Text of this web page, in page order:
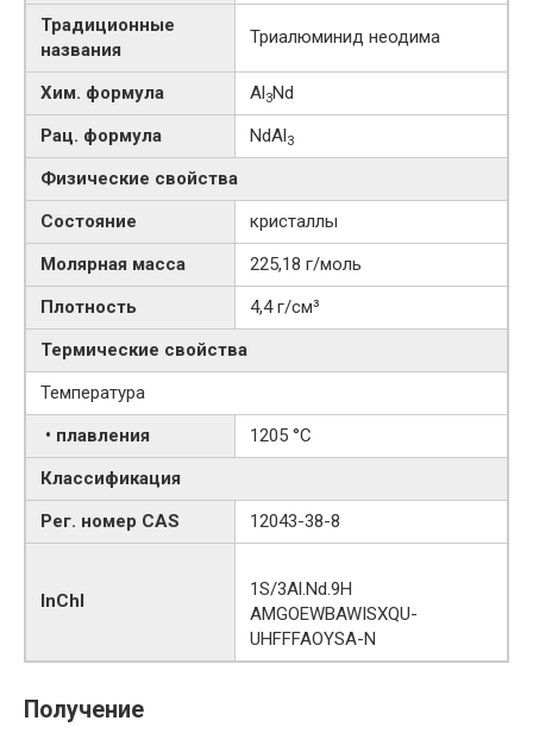
Традиционные
названия
Триалюминид неодима
Хим. формула Al3Nd
Рац. формула
NdAl3
Физические свойства
Состояние
кристаллы
Молярная масса
225,18 г/моль
Плотность
4,4 г/см³
Термические свойства
Температура
• плавления
1205 °C
Классификация
Рег. номер CAS
12043-38-8
InChI
1S/3Al.Nd.9H
AMGOEWBAWISXQU-
UHFFFAOYSA-N
Получение